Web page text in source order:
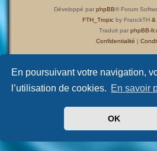
En poursuivant votre navigation,
l’utilisation de cookies. En savoir
OK
Développé par phpBB® Forum
FTH_Tropic by FranckTH &
Traduit par phpBB-
Confidentialité |